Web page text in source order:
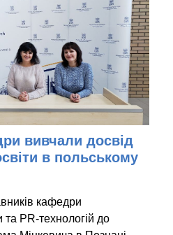
вивчали досвід
в польському
кафедри
PR-технологій до